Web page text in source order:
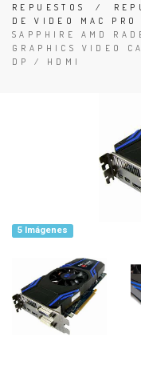
REPUESTOS
/
DE VIDEO MAC PRO
SAPPHIRE AMD
GRAPHICS VIDEO
DP / HDMI
5 Imágenes